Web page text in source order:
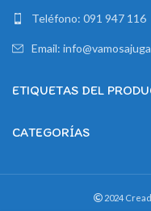
Teléfono: 091 947 116
Email:
ETIQUETAS DEL
CATEGORÍAS
2024